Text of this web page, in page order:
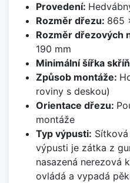
Provedení:
Rozměr dřezu: 865
Rozměr dřezových
190 mm
Minimální šířka
Způsob montáže:
roviny s deskou)
Orientace dřezu:
montáže
Typ výpusti:
výpusti je zátka z
nasazená nerezová
ovládá a vypadá